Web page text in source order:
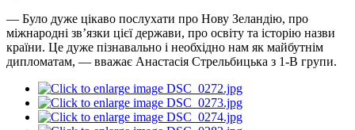
— Було дуже цікаво послухати про Нову Зеландію, про
міжнародні зв’язки цієї держави, про освіту та історію назви
країни. Це дуже пізнавально і необхідно нам як майбутнім
дипломатам, — вважає Анастасія Стрельбицька з 1-В групи.